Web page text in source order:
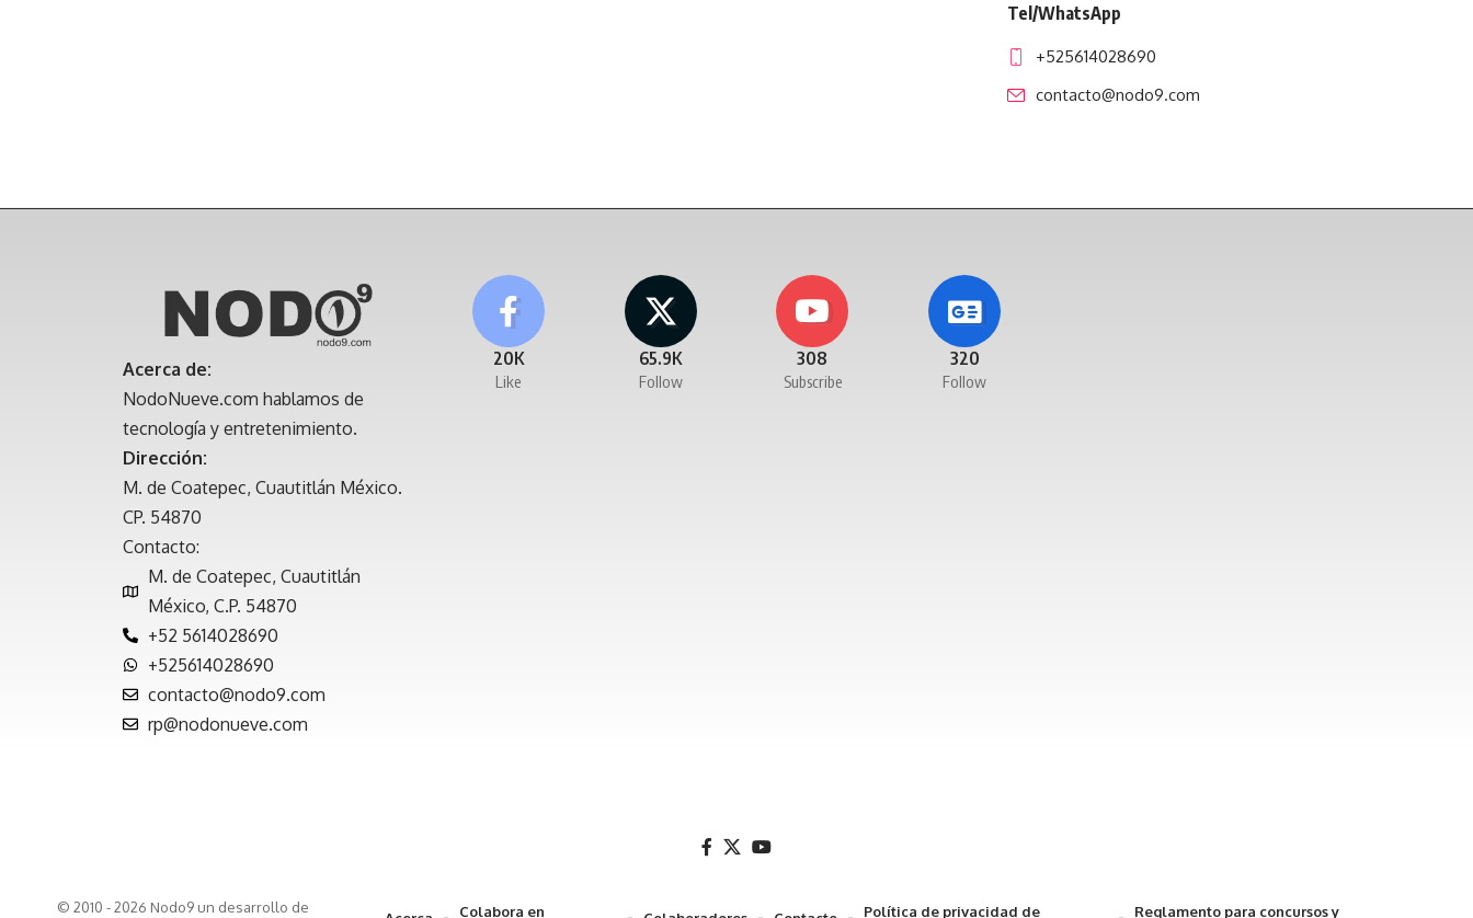
Tel/WhatsApp
+525614028690
contacto@nodo9.com
Acerca de:
NodoNueve.com hablamos de
tecnología y entretenimiento.
Dirección:
M. de Coatepec, Cuautitlán México.
CP. 54870
Contacto:
M. de Coatepec, Cuautitlán
México, C.P. 54870
+52 5614028690
+525614028690
contacto@nodo9.com
rp@nodonueve.com
20K
Like
65.9K
Follow
308
Subscribe
320
Follow
© 2010 - 2026 Nodo9 un desarrollo de
Colabora en
Política de privacidad de
Reglamento para concursos y